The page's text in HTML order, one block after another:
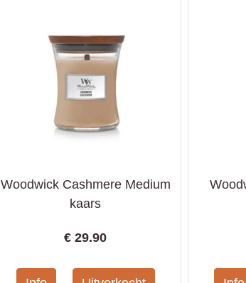
Woodwick Cashmere Medium
kaars
€29.90